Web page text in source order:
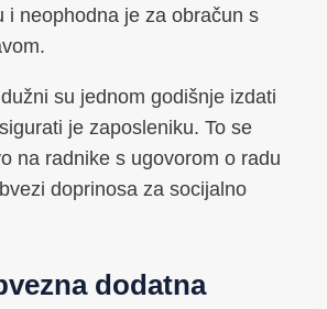
i neophodna je za obračun s
su jednom godišnje izdati
je zaposleniku. To se
na radnike s ugovorom o radu
doprinosa za socijalno
dodatna